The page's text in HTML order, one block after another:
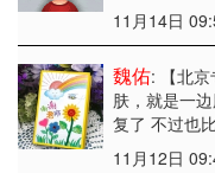
11月14日
魏佑: 【北
肤，就是一
复了 不过也
11月12日